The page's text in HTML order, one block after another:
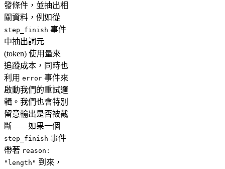
發條件，並抽出相
關資料，例如從
step_finish 事件
中抽出詞元
(token) 使用量來
追蹤成本，同時也
利用 error 事件來
啟動我們的重試邏
輯。我們也會特別
留意輸出是否被截
斷——如果一個
step_finish 事件
帶著 reason:
"length" 到來，